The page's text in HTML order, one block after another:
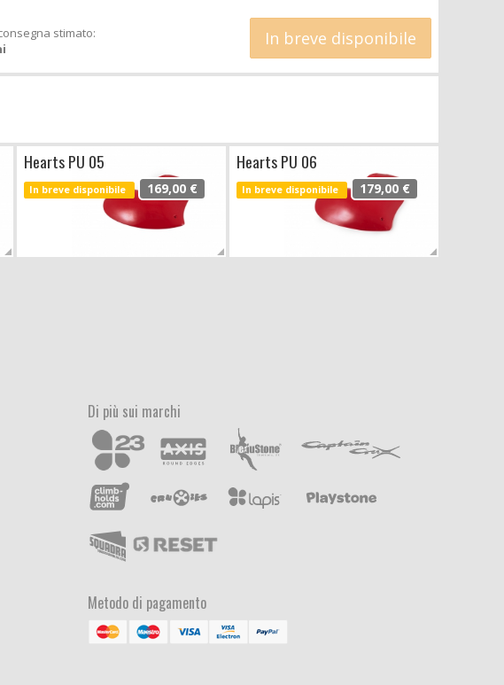
stimato:
In breve disponibile
Hearts PU 05
In breve disponibile 169,00 €
Hearts PU 06
In breve disponibile 179,00 €
Di più sui marchi
Metodo di pagamento